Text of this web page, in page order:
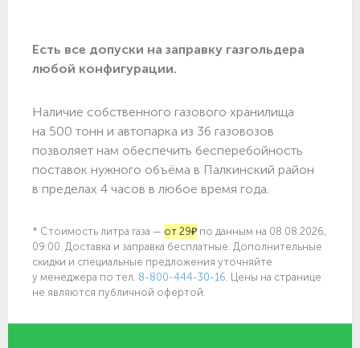
Есть все допуски нa заправку газгольдера
любой конфигурации.
Наличие собственного газового хранилища
на 500 тонн и автопарка из 36 газовозов
позволяет нам обеспечить бесперебойность
поставок нужного объёма в Палкинский район
в пределах 4 часов в любое время года.
* Стоимость литра газа — от 29₽ по данным на 08.08.2026,
09:00. Доставка и заправка бесплатные. Дополнительные
скидки и специальные предложения уточняйте
у менеджера по тел. 8-800-444-30-16 . Цены на странице
не являются публичной офертой.